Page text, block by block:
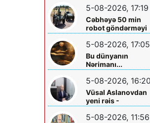
olunmasına icazə
verməz”
5-08-2026, 17:19
Cəbhəyə 50 min
robot göndərməyi
planlaşdırırlar
5-08-2026, 17:05
Bu dünyanın
Nərimanı...
5-08-2026, 16:20
Vüsal Aslanovdan
yeni rəis -
Təyinatları
5-08-2026, 11:56